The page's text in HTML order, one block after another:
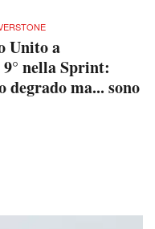
Unito a
nella Sprint:
degrado ma... sono